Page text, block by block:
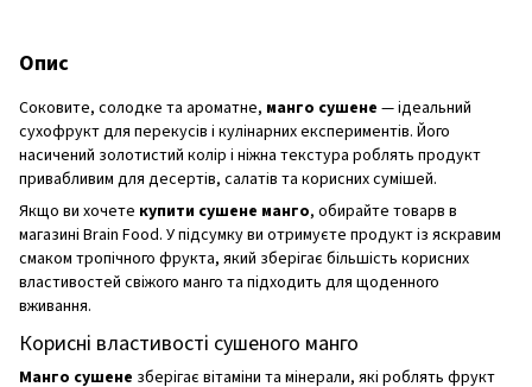
Опис
Соковите, солодке та ароматне, манго сушене — ідеальний
сухофрукт для перекусів і кулінарних експериментів. Його
насичений золотистий колір і ніжна текстура роблять продукт
привабливим для десертів, салатів та корисних сумішей.
Якщо ви хочете купити сушене манго, обирайте товарв в
магазині Brain Food. У підсумку ви отримуєте продукт із яскравим
смаком тропічного фрукта, який зберігає більшість корисних
властивостей свіжого манго та підходить для щоденного
вживання.
Корисні властивості сушеного манго
Манго сушене зберігає вітаміни та мінерали, які роблять фрукт